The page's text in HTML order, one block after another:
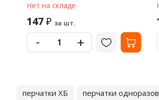
Нет на складе
147₽ за шт.
- +
перчатки ХБ перчатки